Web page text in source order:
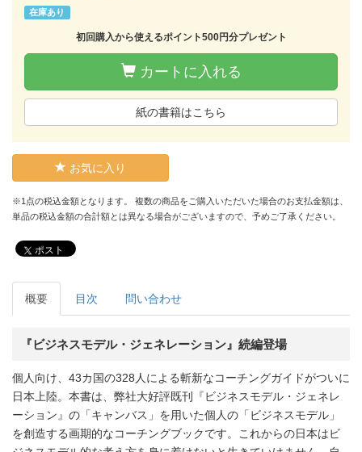
在庫あり
初回購入から使えるポイント500円分プレゼント
カートに入れる
紙の書籍はこちら
お気に入り
※1点の税込金額となります。 複数の商品をご購入いただいた場合のお支払金額は、
単品の税込金額の合計額とは異なる場合がございますので、予めご了承ください。
ポスト
概要 目次 問い合わせ
『ビジネスモデル・ジェネレーション』続編登場
個人向け、43カ国の328人による斬新なコーチングガイドがついに
日本上陸。本書は、弊社大好評既刊『ビジネスモデル・ジェネレ
ーション』の「キャンバス」を用いた個人の「ビジネスモデル」
を創造する画期的なコーチングブックです。これからの日本はビ